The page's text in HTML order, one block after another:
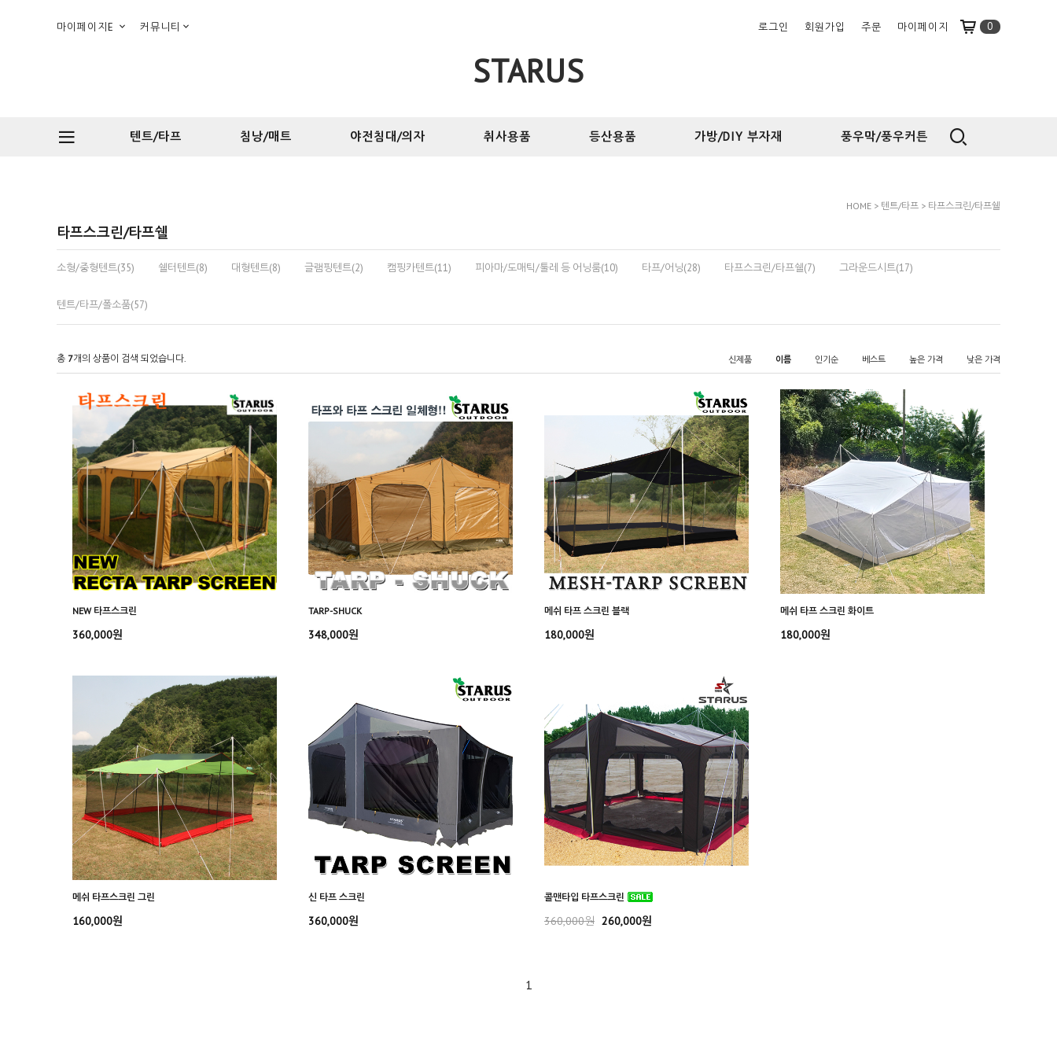
마이페이지E 커뮤니티 로그인 회원가입 주문 마이페이지 0
STARUS
텐트/타프 침낭/매트 야전침대/의자 취사용품 등산용품 가방/DIY 부자재 풍우막/풍우커튼
HOME > 텐트/타프 > 타프스크린/타프쉘
타프스크린/타프쉘
소형/중형텐트(35) 쉘터텐트(8) 대형텐트(8) 글램핑텐트(2) 캠핑카텐트(11) 피아마/도매틱/툴레 등 어닝룸(10) 타프/어닝(28) 타프스크린/타프쉘(7) 그라운드시트(17)
텐트/타프/폴소품(57)
총 7개의 상품이 검색 되었습니다. 신제품 이름 인기순 베스트 높은 가격 낮은 가격
NEW 타프스크린
360,000원
TARP-SHUCK
348,000원
메쉬 타프 스크린 블랙
180,000원
메쉬 타프 스크린 화이트
180,000원
메쉬 타프스크린 그린
160,000원
신 타프 스크린
360,000원
콜맨타입 타프스크린
360,000원 260,000원
1